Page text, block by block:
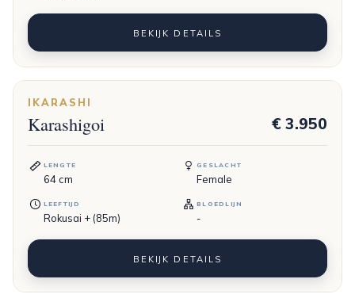
BEKIJK DETAILS
IKARASHI
Karashigoi € 3.950
LENGTE
64cm
GESLACHT
Female
LEEFTIJD
Rokusai + (85m)
BLOEDLIJN
-
BEKIJK DETAILS